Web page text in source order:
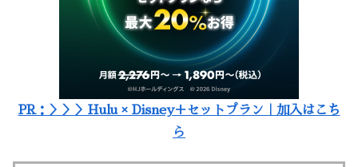
PR：＞＞＞Hulu × Disney＋セットプラン｜加入はこち
ら